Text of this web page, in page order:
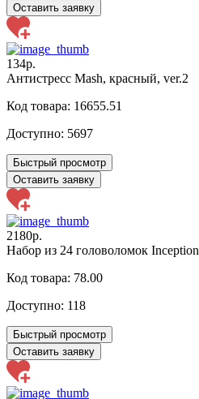
Оставить заявку
134р.
Антистресс Mash, красный, ver.2
Код товара: 16655.51
Доступно: 5697
Быстрый просмотр
Оставить заявку
2180р.
Набор из 24 головоломок Inception
Код товара: 78.00
Доступно: 118
Быстрый просмотр
Оставить заявку